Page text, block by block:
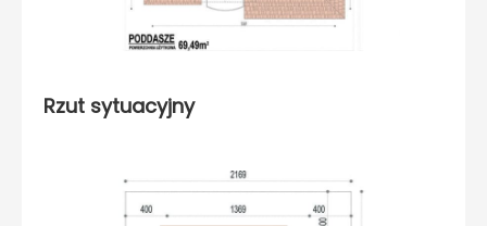
Rzut sytuacyjny